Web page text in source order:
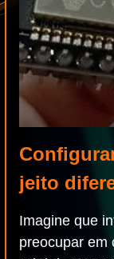
jeito
Imagine que
preocupar